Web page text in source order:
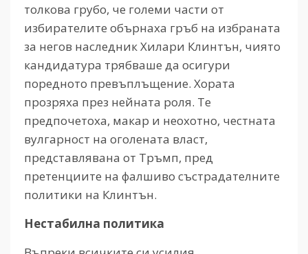
толкова грубо, че големи части от
избирателите обърнаха гръб на избраната
за негов наследник Хилари Клинтън, чиято
кандидатура трябваше да осигури
поредното превъплъщение. Хората
прозряха през нейната роля. Те
предпочетоха, макар и неохотно, честната
вулгарност на оголената власт,
представлявана от Тръмп, пред
претенциите на фалшиво състрадателните
политики на Клинтън.
Нестабилна политика